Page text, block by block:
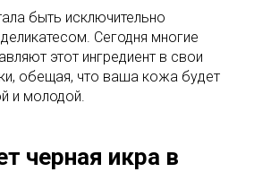
быть исключительно
Сегодня многие
этот ингредиент в свои
обещая, что ваша кожа будет
и молодой.
черная икра в